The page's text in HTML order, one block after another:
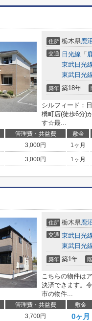
住所 栃木県鹿
交通 日光線 「
東武日光
東武日光
築年 築18年
シルフィード：
橋町店(徒歩6分)
す☆最...
管理費・共益費 敷金
3,000円 1ヶ月
3,000円 1ヶ月
住所 栃木県鹿
交通 東武日光
東武日光
築年 築1年
こちらの物件は
決済できます。
市の物件...
管理費・共益費 敷金
3,700円 0ヶ月